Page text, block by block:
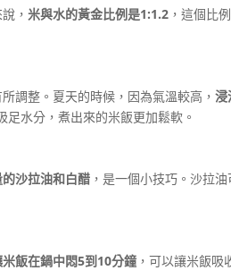
，米與水的黃金比例是1:1.2 ，這個比
調整。夏天的時候，因為氣溫較高，浸
水分，煮出來的米飯更加鬆軟。
沙拉油和白醋 ，是一個小技巧。沙拉
米飯在鍋中悶5到10分鐘 ，可以讓米飯吸